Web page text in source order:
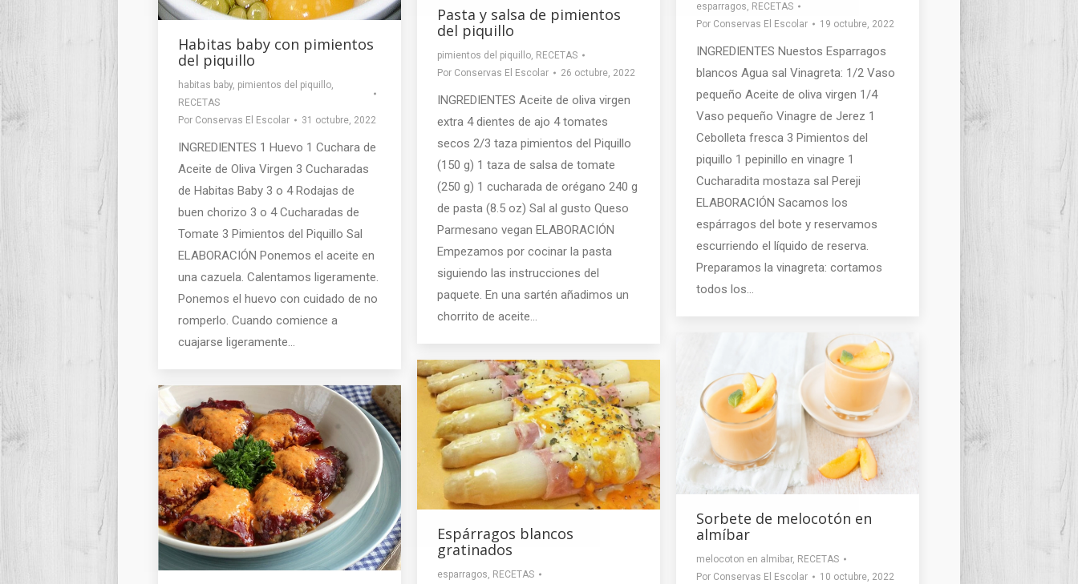
Habitas baby con pimientos
del piquillo
habitas baby, pimientos del piquillo
RECETAS
Por Conservas El Escolar 31 octubre, 2022
INGREDIENTES 1 Huevo 1 Cuchara de
Aceite de Oliva Virgen 3 Cucharadas
de Habitas Baby 3 o 4 Rodajas de
buen chorizo 3 o 4 Cucharadas de
Tomate 3 Pimientos del Piquillo Sal
ELABORACIÓN Ponemos el aceite en
una cazuela. Calentamos ligeramente.
Ponemos el huevo con cuidado de no
romperlo. Cuando comience a
cuajarse ligeramente…
Pasta y salsa de pimientos
del piquillo
pimientos del piquillo RECETAS
Por Conservas El Escolar 26 octubre, 2022
INGREDIENTES Aceite de oliva virgen
extra 4 dientes de ajo 4 tomates
secos 2/3 taza pimientos del Piquillo
(150 g) 1 taza de salsa de tomate
(250 g) 1 cucharada de orégano 240 g
de pasta (8.5 oz) Sal al gusto Queso
Parmesano vegan ELABORACIÓN
Empezamos por cocinar la pasta
siguiendo las instrucciones del
paquete. En una sartén añadimos un
chorrito de aceite…
esparragos, RECETAS
Por Conservas El Escolar 19 octubre, 2022
INGREDIENTES Nuestos Esparragos
blancos Agua sal Vinagreta: 1/2 Vaso
pequeño Aceite de oliva virgen 1/4
Vaso pequeño Vinagre de Jerez 1
Cebolleta fresca 3 Pimientos del
piquillo 1 pepinillo en vinagre 1
Cucharadita mostaza sal Pereji
ELABORACIÓN Sacamos los
espárragos del bote y reservamos
escurriendo el líquido de reserva.
Preparamos la vinagreta: cortamos
todos los…
Sorbete de melocotón en
almíbar
melocoton en almibar, RECETAS
Por Conservas El Escolar 10 octubre, 2022
Espárragos blancos
gratinados
esparragos RECETAS